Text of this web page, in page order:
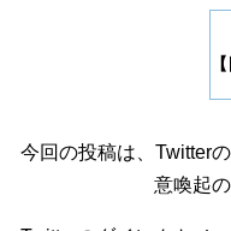
今回の投稿は、Twitter
意喚起